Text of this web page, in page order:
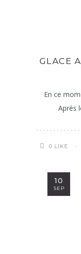
GLACE
En ce
Après
0 LIKE
10
SEP